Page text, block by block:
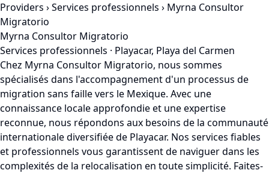
Providers ›Services professionnels › Myrna Consultor
Migratorio
Myrna Consultor Migratorio
Services professionnels · Playacar, Playa del Carmen
Chez Myrna Consultor Migratorio, nous sommes
spécialisés dans l'accompagnement d'un processus de
migration sans faille vers le Mexique. Avec une
connaissance locale approfondie et une expertise
reconnue, nous répondons aux besoins de la communauté
internationale diversifiée de Playacar. Nos services fiables
et professionnels vous garantissent de naviguer dans les
complexités de la relocalisation en toute simplicité. Faites-